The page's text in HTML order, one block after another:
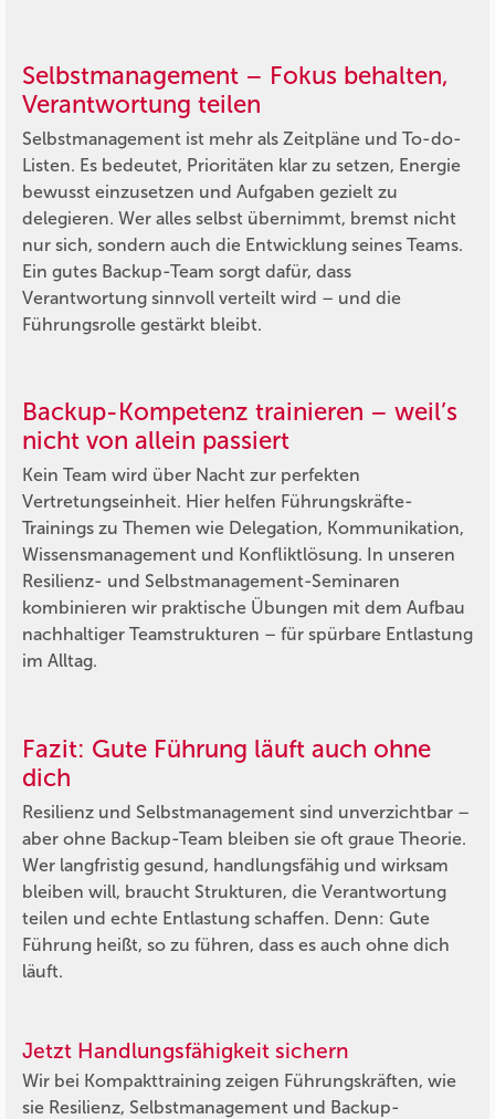
Selbstmanagement – Fokus behalten,
Verantwortung teilen
Selbstmanagement ist mehr als Zeitpläne und To-do-
Listen. Es bedeutet, Prioritäten klar zu setzen, Energie
bewusst einzusetzen und Aufgaben gezielt zu
delegieren. Wer alles selbst übernimmt, bremst nicht
nur sich, sondern auch die Entwicklung seines Teams.
Ein gutes Backup-Team sorgt dafür, dass
Verantwortung sinnvoll verteilt wird – und die
Führungsrolle gestärkt bleibt.
Backup-Kompetenz trainieren – weil’s
nicht von allein passiert
Kein Team wird über Nacht zur perfekten
Vertretungseinheit. Hier helfen Führungskräfte-
Trainings zu Themen wie Delegation, Kommunikation,
Wissensmanagement und Konfliktlösung. In unseren
Resilienz- und Selbstmanagement-Seminaren
kombinieren wir praktische Übungen mit dem Aufbau
nachhaltiger Teamstrukturen – für spürbare Entlastung
im Alltag.
Fazit: Gute Führung läuft auch ohne
dich
Resilienz und Selbstmanagement sind unverzichtbar –
aber ohne Backup-Team bleiben sie oft graue Theorie.
Wer langfristig gesund, handlungsfähig und wirksam
bleiben will, braucht Strukturen, die Verantwortung
teilen und echte Entlastung schaffen. Denn: Gute
Führung heißt, so zu führen, dass es auch ohne dich
läuft.
Jetzt Handlungsfähigkeit sichern
Wir bei Kompakttraining zeigen Führungskräften, wie
sie Resilienz, Selbstmanagement und Backup-